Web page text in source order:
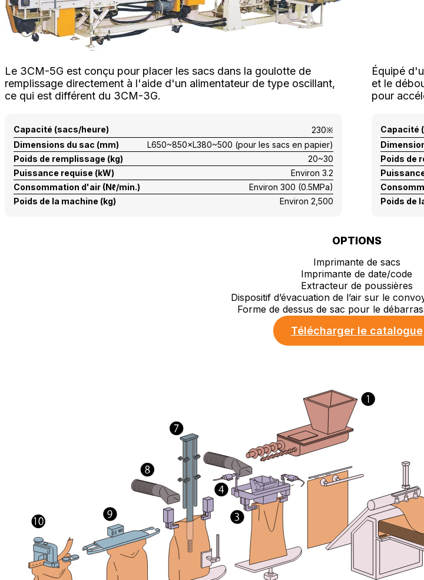
Le 3CM-5G est conçu pour placer les sacs dans la goulotte de
remplissage directement à l'aide d'un alimentateur de type oscillant,
ce qui est différent du 3CM-3G.
Capacité (sacs/heure)
230※
Dimensions du sac (mm)
L650~850×L380~500 (pour les sacs en papier)
Poids de remplissage (kg)
20~30
Puissance requise (kW)
Environ 3.2
Consommation d'air (Nℓ/min.)
Environ 300 (0.5MPa)
Poids de la machine (kg)
Environ 2,500
Équipé
et le
pour
Capacité
Poids de
Poids de
OPTIONS
Imprimante de sacs
Imprimante de date/code
Extracteur de poussières
Dispositif d’évacuation de l’air sur le
Forme de dessus de sac pour le
Télécharger le catalogue